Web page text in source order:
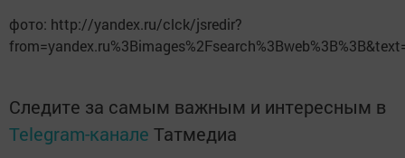
фото: http://yandex.ru/clck/jsredir?
Следите за самым важным и интересным в
Telegram-канале Татмедиа